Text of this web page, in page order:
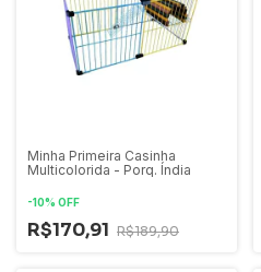
Minha Primeira Casinha
Multicolorida - Porq. Índia
-10% OFF
R$170,91 R$189,90